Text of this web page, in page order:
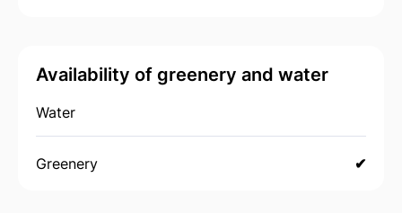
Availability of greenery and water
Water
Greenery ✔